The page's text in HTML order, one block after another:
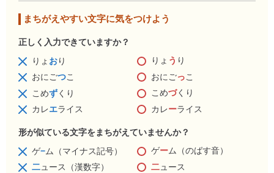
まちがえやすい文字に気をつけよう
正しく入力できていますか？
りょ おり りょ う り
おにごつこ おにごっこ
こめずくり こめづくり
カレエライス カレーライス
形が似ている文字をまちがえていませんか？
ゲ−ム（マイナス記号） ゲーム（のばす音）
二ュース（漢数字） 二ュース